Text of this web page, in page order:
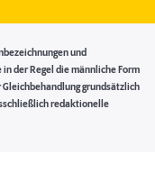
und
der Regel die männliche Form
grundsätzlich
redaktionelle